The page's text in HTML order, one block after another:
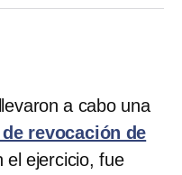
a cabo una
revocación de
ejercicio, fue